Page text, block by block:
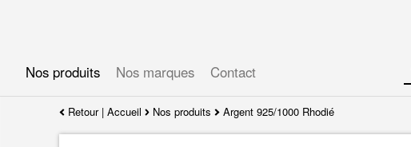
Nos produits Nos marques Contact
Retour| Accueil Nos produits Argent 925/1000 Rhodié